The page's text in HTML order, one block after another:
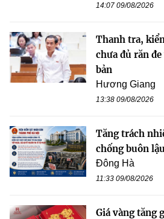
14:07 09/08/2026
Thanh tra,
chưa đủ răn
bản
Hương Giang
13:38 09/08/2026
Tăng trách
chống buôn
Đông Hà
11:33 09/08/2026
Giá vàng tăng